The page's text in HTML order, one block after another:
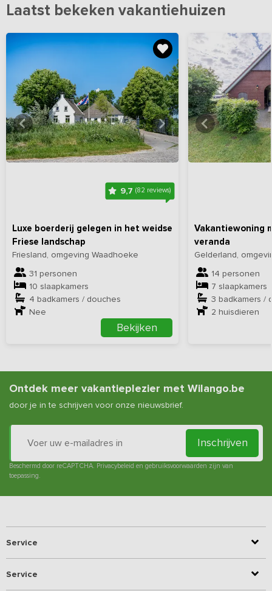
Laatst bekeken vakantiehuizen
9,7(82 reviews)
Luxe boerderij gelegen in het weidse
Friese landschap
Friesland, omgeving Waadhoeke
31 personen
10 slaapkamers
4 badkamers / douches
Nee
Bekijken
Bekijkhieralle foto's
Vakantiewoning
veranda
Gelderland,
14 personen
7 slaapkamers
3 badkamers /
2 huisdieren
Bekijk
Ontdek meer vakantieplezier met Wilango.be
door je in te schrijven voor onze nieuwsbrief.
Inschrijven
Beschermd door reCAPTCHA. Privacybeleid en gebruiksvoorwaarden zijn van
toepassing.
Service
Service